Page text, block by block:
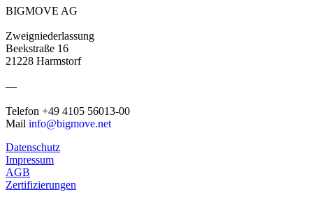
BIGMOVE AG
Zweigniederlassung
Beekstraße 16
21228 Harmstorf
—
Telefon +49 4105 56013-00
Mail info@bigmove.net
Datenschutz
Impressum
AGB
Zertifizierungen